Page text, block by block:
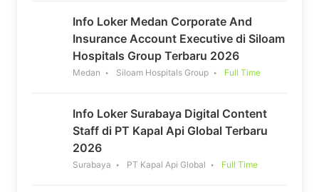
Info Loker Medan Corporate And
Insurance Account Executive di Siloam
Hospitals Group Terbaru 2026
Medan Siloam Hospitals Group Full Time
Info Loker Surabaya Digital Content
Staff di PT Kapal Api Global Terbaru
2026
Surabaya PT Kapal Api Global Full Time